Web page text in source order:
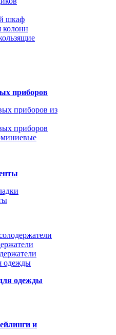
шкаф
приборов
приборов из
приборов
одежды
и